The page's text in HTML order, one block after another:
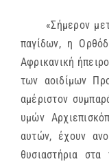
«Σήμερον μετά
παγίδων, η
Αφρικανική
των αοιδίμων
αμέριστον
υμών
αυτών, έχουν
θυσιαστήρια